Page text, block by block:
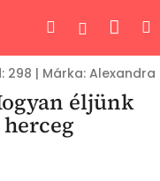
Keresés
298 | Márka: Alexandra
éljünk